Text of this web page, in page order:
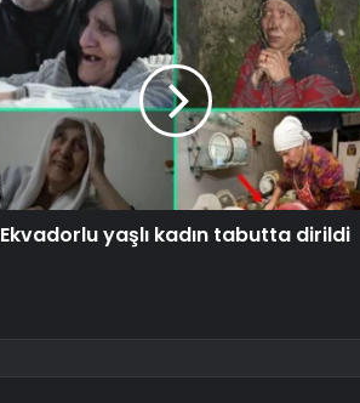
Ekvadorlu yaşlı kadın tabutta dirildi